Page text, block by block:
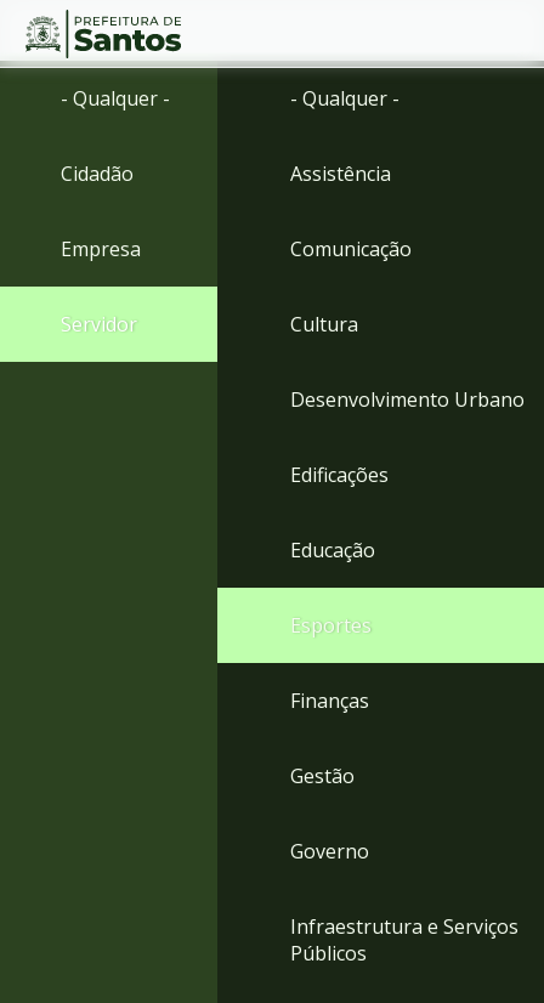
Ir
menu
para
Conteúdo
- Qualquer -
Cidadão
Empresa
Servidor
- Qualquer -
Assistência
Comunicação
Cultura
Desenvolvimento Urbano
Edificações
Educação
Esportes
Finanças
Gestão
Governo
Infraestrutura e Serviços
Públicos